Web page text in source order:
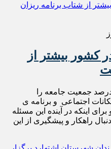
کشور بیشتر از
فلاح بابیان اینکه حدود ۱۱ درصد جمعیت جامعه را
اجتماعی و برنامه ی
اینکه در آینده این مسئله
راهکار و پیشگیری از این